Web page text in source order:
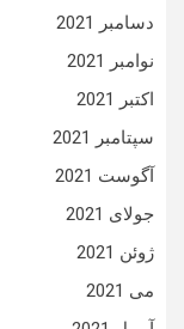
دسامبر 2021
نوامبر 2021
اکتبر 2021
سپتامبر 2021
آگوست 2021
جولای 2021
ژوئن 2021
می 2021